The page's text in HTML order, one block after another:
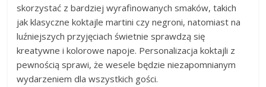
skorzystać z bardziej wyrafinowanych smaków, takich
jak klasyczne koktajle martini czy negroni, natomiast na
luźniejszych przyjęciach świetnie sprawdzą się
kreatywne i kolorowe napoje. Personalizacja koktajli z
pewnością sprawi, że wesele będzie niezapomnianym
wydarzeniem dla wszystkich gości.